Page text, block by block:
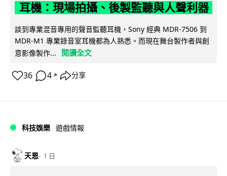
耳機：現場拍攝、後製監聽與人聲利器
談到專業混音專用的聲音監聽耳機，Sony 經典 MDR-7506 到
MDR-M1 專業錄音室耳機都為人熟悉。而現在舞台製作者與創
意影像製作...
閱讀全文
36 4 ↗ 分享
科技娛樂 遊戲情報
天恩 1 日